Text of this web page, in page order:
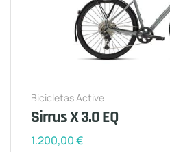
Bicicletas Active
Sirrus X 3.0 EQ
1.200,00€